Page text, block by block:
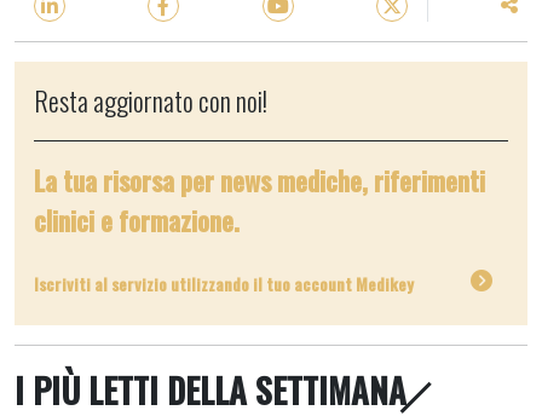
Resta aggiornato con noi!
La tua risorsa per news mediche, riferimenti
clinici e formazione.
Iscriviti al servizio utilizzando il tuo account Medikey
I PIÙ LETTI DELLA SETTIMANA